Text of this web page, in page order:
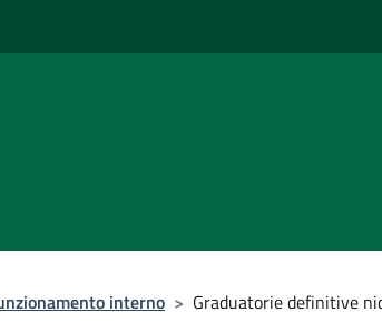
interno > Graduatorie definitive